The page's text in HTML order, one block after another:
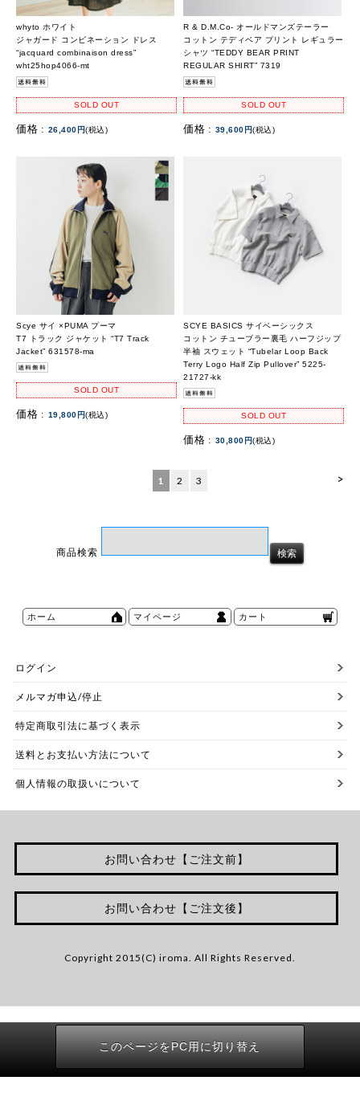
whyto ホワイト
ジャガード コンビネーション ドレス
“jacquard combinaison dress”
wht25hop4066-mt
SOLD OUT
価格 : 26,400円(税込)
R & D.M.Co- オールドマンズテーラー
コットン テディベア プリント レギュラー
シャツ “TEDDY BEAR PRINT
REGULAR SHIRT” 7319
SOLD OUT
価格 : 39,600円(税込)
Scye サイ ×PUMA プーマ
T7 トラック ジャケット “T7 Track
Jacket” 631578-ma
SOLD OUT
価格 : 19,800円(税込)
SCYE BASICS サイベーシックス
コットン チューブラー裏毛 ハーフジップ
半袖 スウェット “Tubelar Loop Back
Terry Logo Half Zip Pullover” 5225-
21727-kk
SOLD OUT
価格 : 30,800円(税込)
>
1 2 3
商品検索
ホーム マイページ カート
ログイン
メルマガ申込/停止
特定商取引法に基づく表示
送料とお支払い方法について
個人情報の取扱いについて
お問い合わせ【ご注文前】
お問い合わせ【ご注文後】
Copyright 2015(C) iroma. All Rights Reserved.
このページをPC用に切り替え